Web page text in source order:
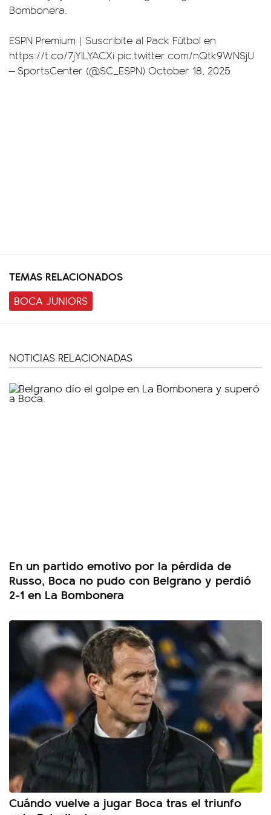
Bombonera.
ESPN Premium | Suscribite al Pack Fútbol en
https://t.co/7jYILYACXi pic.twitter.com/nQtk9WNSjU
— SportsCenter (@SC_ESPN) October 18, 2025
TEMAS RELACIONADOS
BOCA JUNIORS
NOTICIAS RELACIONADAS
En un partido emotivo por la pérdida de
Russo, Boca no pudo con Belgrano y perdió
2-1 en La Bombonera
Cuándo vuelve a jugar Boca tras el triunfo